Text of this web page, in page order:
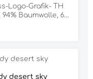
Logo-Grafik- TH
Baumwolle, 6%
desert sky